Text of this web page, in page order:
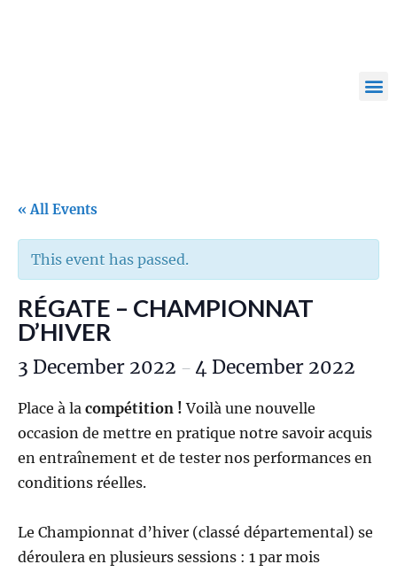
« All Events
This event has passed.
RÉGATE – CHAMPIONNAT
D’HIVER
3 December 2022 – 4 December 2022
Place à la compétition ! Voilà une nouvelle
occasion de mettre en pratique notre savoir acquis
en entraînement et de tester nos performances en
conditions réelles.
Le Championnat d’hiver (classé départemental) se
déroulera en plusieurs sessions : 1 par mois